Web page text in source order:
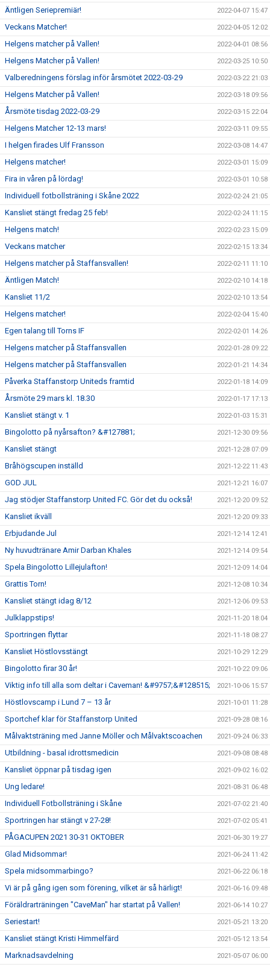
Äntligen Seriepremiär! 2022-04-07 15:47
Veckans Matcher! 2022-04-05 12:02
Helgens matcher på Vallen! 2022-04-01 08:56
Helgens Matcher på Vallen! 2022-03-25 10:50
Valberedningens förslag inför årsmötet 2022-03-29 2022-03-22 21:03
Helgens Matcher på Vallen! 2022-03-18 09:56
Årsmöte tisdag 2022-03-29 2022-03-15 22:04
Helgens Matcher 12-13 mars! 2022-03-11 09:55
I helgen firades Ulf Fransson 2022-03-08 14:47
Helgens matcher! 2022-03-01 15:09
Fira in våren på lördag! 2022-03-01 10:58
Individuell fotbollsträning i Skåne 2022 2022-02-24 21:05
Kansliet stängt fredag 25 feb! 2022-02-24 11:15
Helgens match! 2022-02-23 15:09
Veckans matcher 2022-02-15 13:34
Helgens matcher på Staffansvallen! 2022-02-11 11:10
Äntligen Match! 2022-02-10 14:18
Kansliet 11/2 2022-02-10 13:54
Helgens matcher! 2022-02-04 15:40
Egen talang till Torns IF 2022-02-01 14:26
Helgens matcher på Staffansvallen 2022-01-28 09:22
Helgens matcher på Staffansvallen 2022-01-21 14:34
Påverka Staffanstorp Uniteds framtid 2022-01-18 14:09
Årsmöte 29 mars kl. 18.30 2022-01-17 17:13
Kansliet stängt v. 1 2022-01-03 15:31
Bingolotto på nyårsafton? &#127881; 2021-12-30 09:56
Kansliet stängt 2021-12-28 07:09
Bråhögscupen inställd 2021-12-22 11:43
GOD JUL 2021-12-21 16:07
Jag stödjer Staffanstorp United FC. Gör det du också! 2021-12-20 09:52
Kansliet ikväll 2021-12-20 09:33
Erbjudande Jul 2021-12-14 12:41
Ny huvudtränare Amir Darban Khales 2021-12-14 09:54
Spela Bingolotto Lillejulafton! 2021-12-09 14:04
Grattis Torn! 2021-12-08 10:34
Kansliet stängt idag 8/12 2021-12-06 09:53
Julklappstips! 2021-11-20 18:04
Sportringen flyttar 2021-11-18 08:27
Kansliet Höstlovsstängt 2021-10-29 12:29
Bingolotto firar 30 år! 2021-10-22 09:06
Viktig info till alla som deltar i Caveman! &#9757;&#128515; 2021-10-06 15:57
Höstlovscamp i Lund 7 – 13 år 2021-10-01 11:28
Sportchef klar för Staffanstorp United 2021-09-28 08:16
Målvaktsträning med Janne Möller och Målvaktscoachen 2021-09-24 06:33
Utbildning - basal idrottsmedicin 2021-09-08 08:48
Kansliet öppnar på tisdag igen 2021-09-02 16:02
Ung ledare! 2021-08-31 06:48
Individuell Fotbollsträning i Skåne 2021-07-02 21:40
Sportringen har stängt v 27-28! 2021-07-02 05:41
PÅGACUPEN 2021 30-31 OKTOBER 2021-06-30 19:27
Glad Midsommar! 2021-06-24 11:42
Spela midsommarbingo? 2021-06-22 06:18
Vi är på gång igen som förening, vilket är så härligt! 2021-06-16 09:48
Föräldrarträningen "CaveMan" har startat på Vallen! 2021-06-14 10:27
Seriestart! 2021-05-21 13:20
Kansliet stängt Kristi Himmelfärd 2021-05-12 13:54
Marknadsavdelning 2021-05-07 06:00